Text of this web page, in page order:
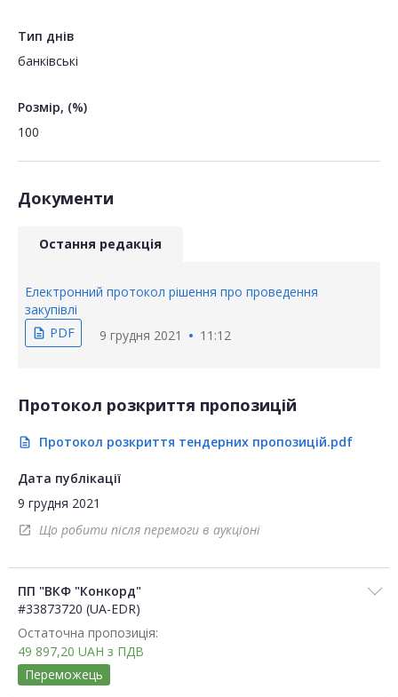
Тип днів
банківські
Розмір, (%)
100
Документи
Остання редакція
Електронний протокол рішення про проведення
закупівлі
description PDF 9 грудня 2021 11:12
Протокол розкриття пропозицій
description Протокол розкриття тендерних пропозицій.pdf
Дата публікації
9 грудня 2021
open_in_new Що робити після перемоги в аукціоні
ПП "ВКФ "Конкорд"
#33873720 (UA-EDR)
Остаточна пропозиція:
49 897,20 UAH з ПДВ
Переможець